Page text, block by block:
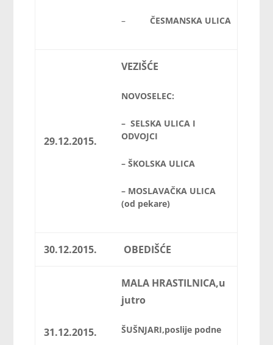
– ČESMANSKA ULICA
29.12.2015.
VEZIŠĆE
NOVOSELEC:
– SELSKA ULICA I
ODVOJCI
– ŠKOLSKA ULICA
– MOSLAVAČKA ULICA
(od pekare)
30.12.2015. OBEDIŠĆE
31.12.2015.
MALA HRASTILNICA,u
jutro
ŠUŠNJARI,poslije podne